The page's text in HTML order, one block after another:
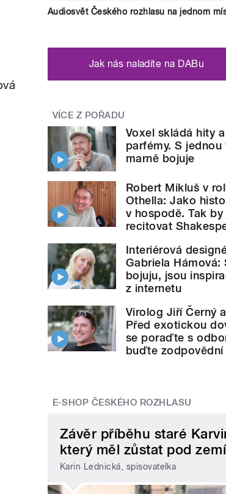
Audiosvět Českého rozhlasu na jednom
Jak nás naladíte na DABu
VÍCE Z POŘADU
Voxel skládá hity
parfémy. S jednou
marně bojuje
Robert Mikluš v
Othella: Jako
v hospodě. Tak by
recitovat
Interiérová
Gabriela Hámová:
bojuju, jsou
z internetu
Virolog Jiří Černý
Před exotickou
se poraďte s
buďte zodpovědní
E-SHOP ČESKÉHO ROZHLASU
Závěr příběhu staré
který měl zůstat pod zemí
Karin Lednická, spisovatelka